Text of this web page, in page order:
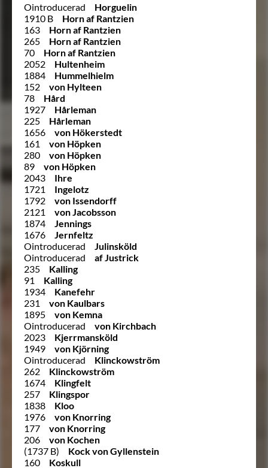
Ointroducerad
Horguelin
1910 B
Horn af Rantzien
163
Horn af Rantzien
265
Horn af Rantzien
70
Horn af Rantzien
2052
Hultenheim
1884
Hummelhielm
152
von Hylteen
78
Hård
1927
Hårleman
225
Hårleman
1656
von Hökerstedt
161
von Höpken
280
von Höpken
89
von Höpken
2043
Ihre
1721
Ingelotz
1792
von Issendorff
2121
von Jacobsson
1874
Jennings
1676
Jernfeltz
Ointroducerad
Julinsköld
Ointroducerad
af Justrick
235
Kalling
91
Kalling
1934
Kanefehr
231
von Kaulbars
1895
von Kemna
Ointroducerad
von Kirchbach
2023
Kjerrmansköld
1949
von Kjörning
Ointroducerad
Klinckowström
262
Klinckowström
1674
Klingfelt
257
Klingspor
1838
Kloo
1976
von Knorring
177
von Knorring
206
von Kochen
(1737 B)
Kock von Gyllenstein
160
Koskull